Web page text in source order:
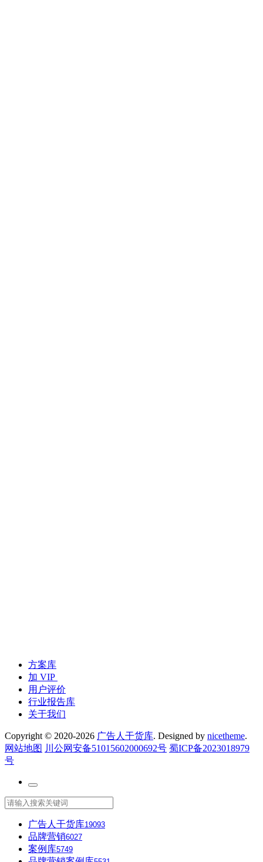
方案库
加 VIP
用户评价
行业报告库
关于我们
Copyright © 2020-2026 广告人干货库. Designed by nicetheme.
网站地图 川公网安备51015602000692号 蜀ICP备2023018979
号
广告人干货库19093
品牌营销6027
案例库5749